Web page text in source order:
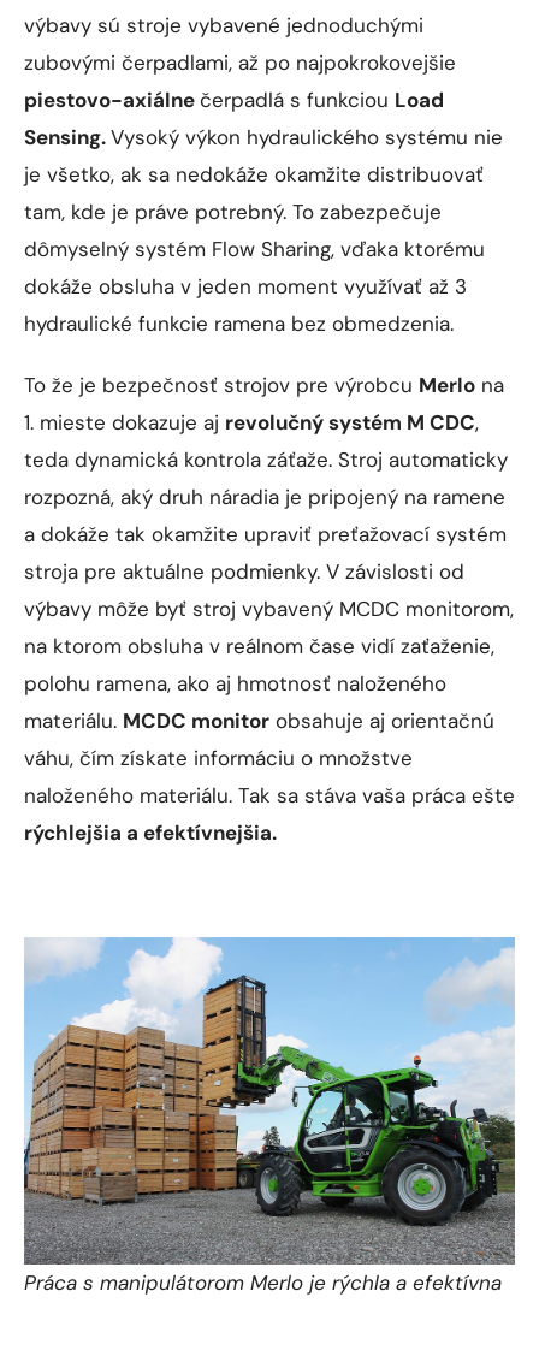
výbavy sú stroje vybavené jednoduchými
zubovými čerpadlami, až po najpokrokovejšie
piestovo-axiálnečerpadlá s funkciou Load
Sensing.Vysoký výkon hydraulického systému nie
je všetko, ak sa nedokáže okamžite distribuovať
tam, kde je práve potrebný. To zabezpečuje
dômyselný systém Flow Sharing, vďaka ktorému
dokáže obsluha v jeden moment využívať až 3
hydraulické funkcie ramena bez obmedzenia.
To že je bezpečnosť strojov pre výrobcu Merlo na
1. mieste dokazuje aj revolučný systém M CDC,
teda dynamická kontrola záťaže. Stroj automaticky
rozpozná, aký druh náradia je pripojený na ramene
a dokáže tak okamžite upraviť preťažovací systém
stroja pre aktuálne podmienky. V závislosti od
výbavy môže byť stroj vybavený MCDC monitorom,
na ktorom obsluha v reálnom čase vidí zaťaženie,
polohu ramena, ako aj hmotnosť naloženého
materiálu. MCDC monitor obsahuje aj orientačnú
váhu, čím získate informáciu o množstve
naloženého materiálu. Tak sa stáva vaša práca ešte
rýchlejšia a efektívnejšia.
Práca s manipulátorom Merlo je rýchla a efektívna